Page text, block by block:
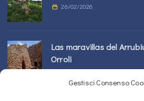
Gestisci Consenso
26/02/2026
Las maravillas del
Orroli
24/02/2026